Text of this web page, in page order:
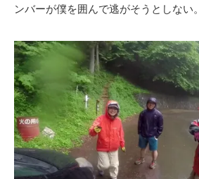
ンバーが僕を囲んで逃がそうとしない。